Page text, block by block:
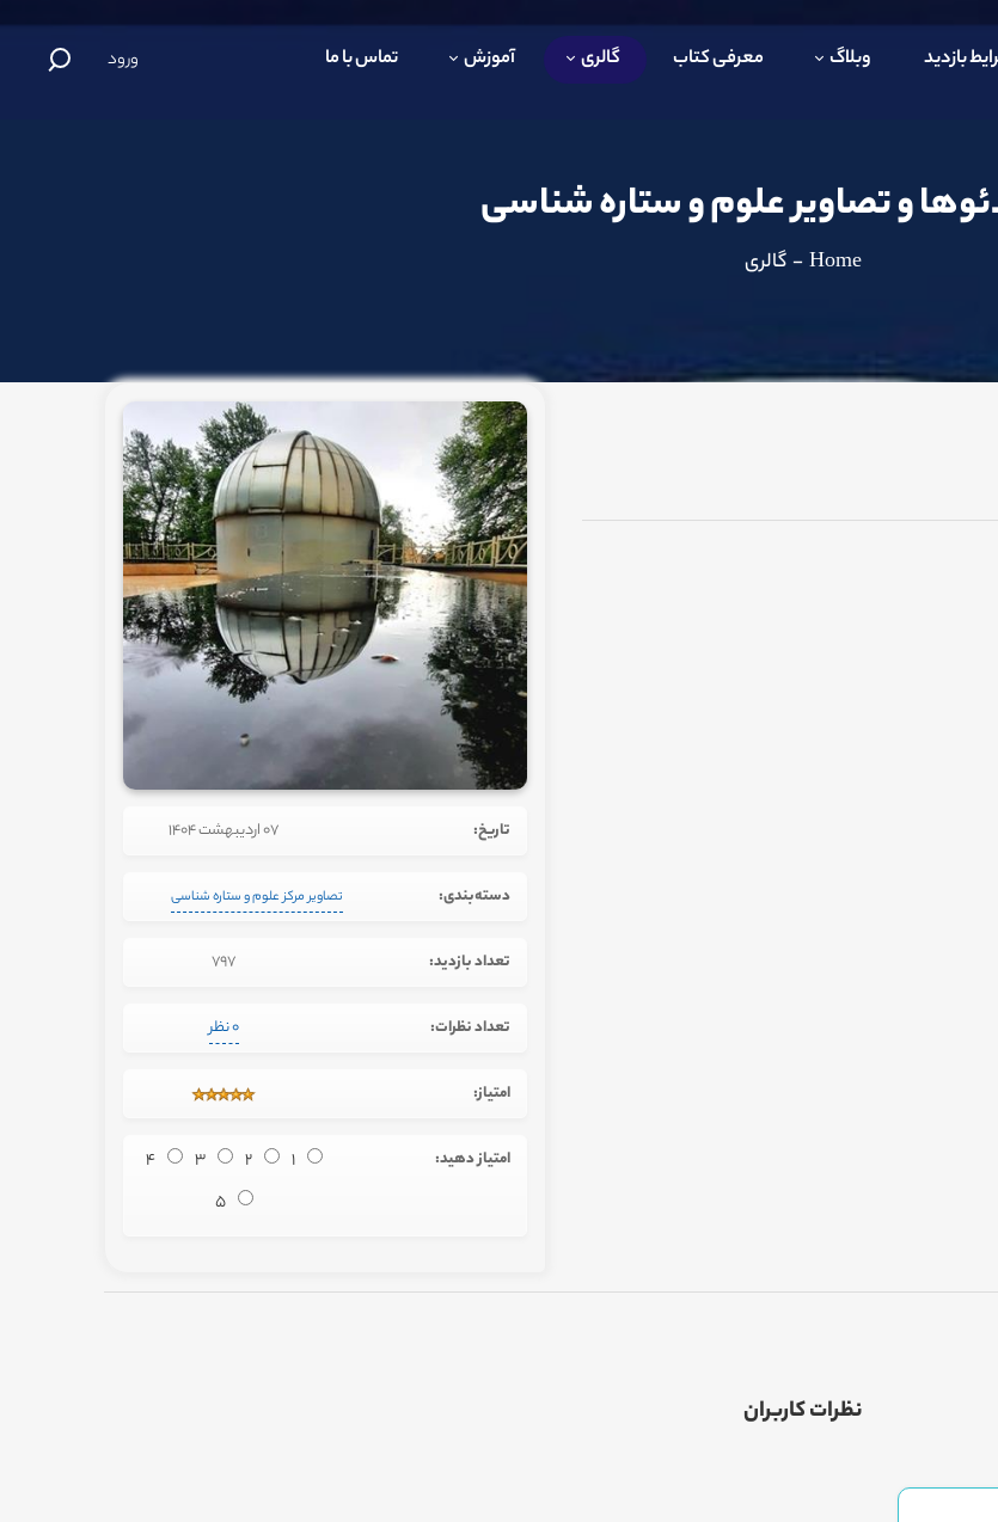
بازدید وبلاگ معرفی کتاب گالری آموزش تماس با ما ورود
و تصاویر علوم و ستاره شناسی
Home
-گالری
تاریخ: 07 اردیبهشت 1404
دسته‌بندی: تصاویر مرکز علوم و ستاره شناسی
تعداد بازدید: 797
تعداد نظرات: 0 نظر
امتیاز:
امتیاز دهید: 1
2
3
4
5
نظرات کاربران